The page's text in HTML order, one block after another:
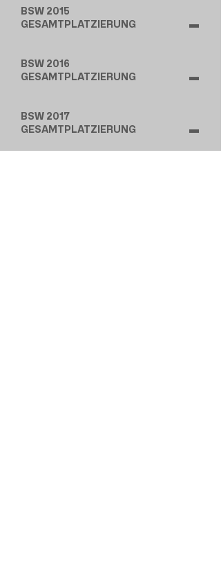
BSW 2015
GESAMTPLATZIERUNG
-
BSW 2016
GESAMTPLATZIERUNG
-
BSW 2017
GESAMTPLATZIERUNG
-